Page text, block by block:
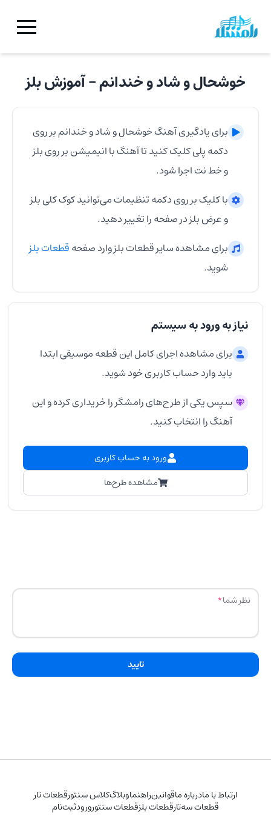
خوشحال و شاد و خندانم- آموزشبلز
برای یادگیری آهنگخوشحال و شاد و خندانمبر روی
دکمه پلی کلیک کنید تا آهنگ با انیمیشن بر رویبلز
و خط نت اجرا شود.
با کلیک بر روی دکمه تنظیمات می‌توانید کوک کلیبلز
و عرضبلزدر صفحه را تغییر دهید.
برای مشاهده سایر قطعاتبلزوارد صفحهقطعاتبلز
شوید.
نیاز به ورود به سیستم
برای مشاهده اجرای کامل این قطعه موسیقی ابتدا
باید وارد حساب کاربری خود شوید.
سپس یکی از طرح‌های رامشگر را خریداری کرده و این
آهنگ را انتخاب کنید.
ورود به حساب کاربری
مشاهده طرح‌ها
نظر شما
تایید
ارتباط با مادرباره ماقوانینراهنماوبلاگکلاس سنتورقطعات تار
قطعات سه‌تارقطعات بلزقطعات سنتورورودثبت‌نام